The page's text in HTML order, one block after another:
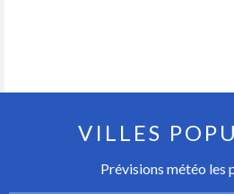
VILLES
Prévisions météo les